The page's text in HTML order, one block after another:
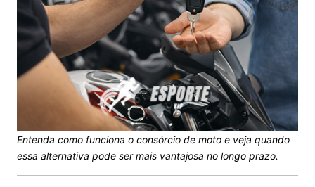
Entenda como funciona o consórcio de moto e veja quando
essa alternativa pode ser mais vantajosa no longo prazo.